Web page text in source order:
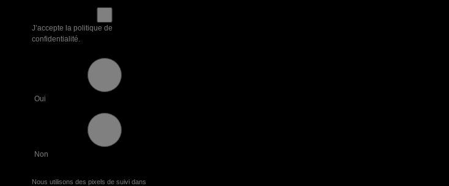
J’accepte la politique de
confidentialité.
Oui
Non
Nous utilisons des pixels de suivi dans